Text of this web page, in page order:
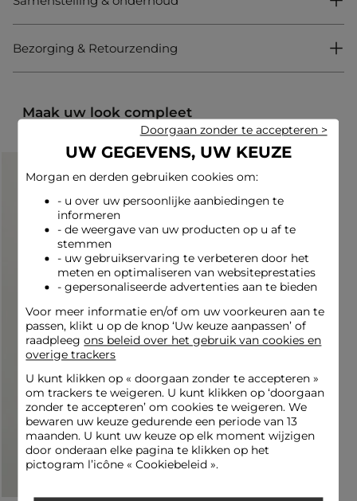
silhouet licht en sierlijk accentueert. Een onmisbaar
Combineer de lange, vloeiende rok met print met een
uitstraling.
Draag deze rok met ruches met een aansluitend hemdje en
een lichte jas, gecombineerd met elegante muiltjes voor een
gedurfde en zelfverzekerde stijl.
Onderhoudsadvies
Was de rok op 30°C in een fijnwasprogramma om de vezels
van de stof te behouden. Strijken is mogelijk: doe dit op lage
temperatuur, zonder stoom te gebruiken, aangezien dit sterk
wordt afgeraden. Vermijd de droger, wat eveneens sterk wordt
afgeraden voor dit product.
Referentie: 32536311061740900 262-JOIE.F
Categorie :Lange rokken vrouw
Kleur :Lange rokken vrouw meerkleurig
Bezorging & Retourzending
Maak uw look compleet
UW GEGEVENS, UW KEUZE
Morgan en derden gebruiken cookies om:
- u over uw persoonlijke aanbiedingen te
informeren
- de weergave van uw producten op u af te
stemmen
- uw gebruikservaring te verbeteren door het
meten en optimaliseren van websiteprestaties
- gepersonaliseerde advertenties aan te bieden
Voor meer informatie en/of om uw voorkeuren aan te
passen, klikt u op de knop ‘Uw keuze aanpassen’ of
raadpleegons beleid over het gebruik van cookies en
overige trackers
U kunt klikken op « doorgaan zonder te accepteren»
om trackers te weigeren. U kunt klikken op ‘doorgaan
zonder te accepteren’ om cookies te weigeren. We
bewaren uw keuze gedurende een periode van 13
maanden. U kunt uw keuze op elk moment wijzigen
door onderaan elke pagina te klikken op het
pictogram l’icône « Cookiebeleid ».
Doorgaan zonder te accepteren >